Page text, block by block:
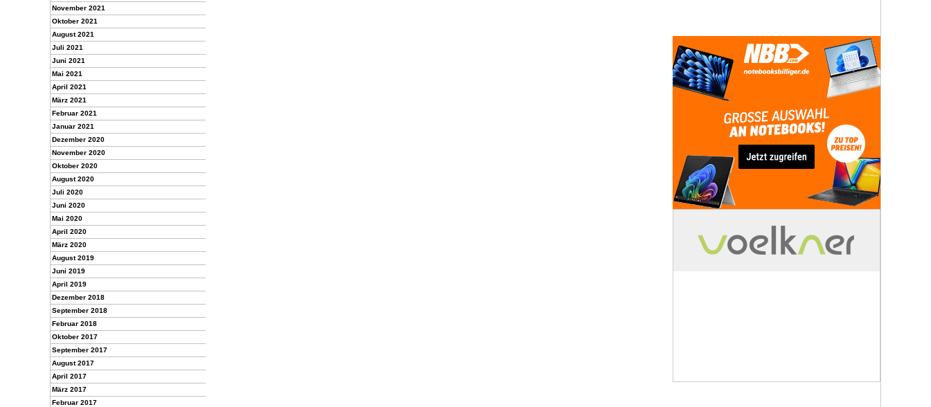
November 2021
Oktober 2021
August 2021
Juli 2021
Juni 2021
Mai 2021
April 2021
März 2021
Februar 2021
Januar 2021
Dezember 2020
November 2020
Oktober 2020
August 2020
Juli 2020
Juni 2020
Mai 2020
April 2020
März 2020
August 2019
Juni 2019
April 2019
Dezember 2018
September 2018
Februar 2018
Oktober 2017
September 2017
August 2017
April 2017
März 2017
Februar 2017